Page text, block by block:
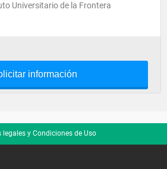
Universitario de la Frontera
información
legales y Condiciones de Uso